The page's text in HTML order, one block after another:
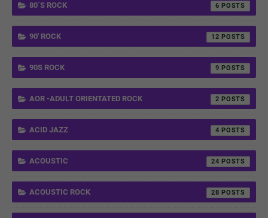
80´S ROCK 6
90' ROCK 12
90S ROCK 9
AOR -ADULT ORIENTATED ROCK 2
ACID JAZZ 4
ACOUSTIC 24
ACOUSTIC ROCK 28